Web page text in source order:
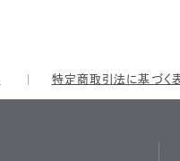
特定商取引法に基づく